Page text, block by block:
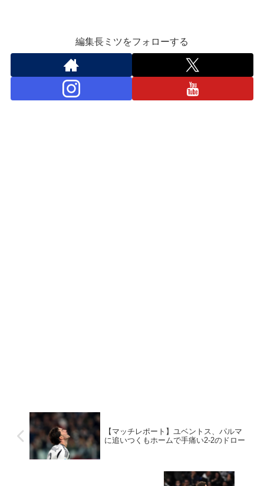
編集長ミツをフォローする
【マッチレポート】ユベントス、パルマ
に追いつくもホームで手痛い2-2のドロー